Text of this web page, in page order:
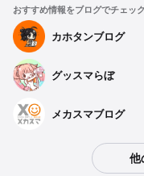
Huggy Good
2026年05月発
Huggy
予約期間：
おすすめ情報をブログでチェック
カホタンブログ
グッスマらぼ
メカスマブログ
他